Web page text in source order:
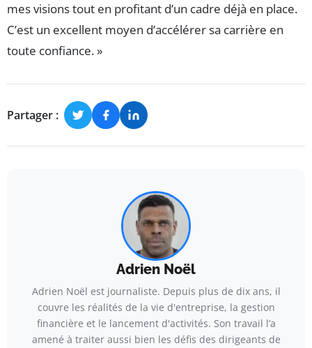
mes visions tout en profitant d’un cadre déjà en place.
C’est un excellent moyen d’accélérer sa carrière en
toute confiance. »
Partager :
Adrien Noël
Adrien Noël est journaliste. Depuis plus de dix ans, il
couvre les réalités de la vie d'entreprise, la gestion
financière et le lancement d'activités. Son travail l’a
amené à traiter aussi bien les défis des dirigeants de